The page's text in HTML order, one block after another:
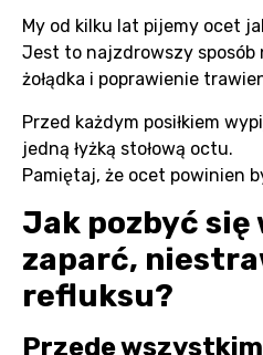
My od kilku lat pijemy ocet
Jest to najzdrowszy sposób
żołądka i poprawienie
Przed każdym posiłkiem
jedną łyżką stołową octu.
Pamiętaj, że ocet powinien
Jak pozbyć się
zaparć,
refluksu?
Przede